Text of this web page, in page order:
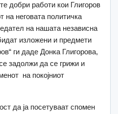
добри работи кои Глигоров
на неговата политичка
на нашата независна
изложени и предмети
ги даде Донка Глигорова,
задолжи да се грижи и
на покојниот
да ја посетуваат спомен